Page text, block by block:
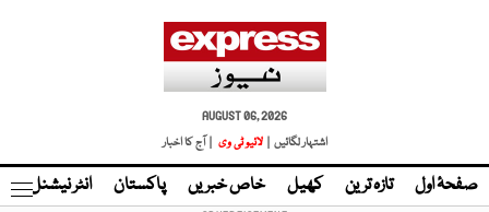
AUGUST 06, 2026
اشتہار لگائیں |
لائیو ٹی وی | آج کا اخبار
صفحۂ اول تازہ ترین کھیل خاص خبریں پاکستان انٹر نیشنل